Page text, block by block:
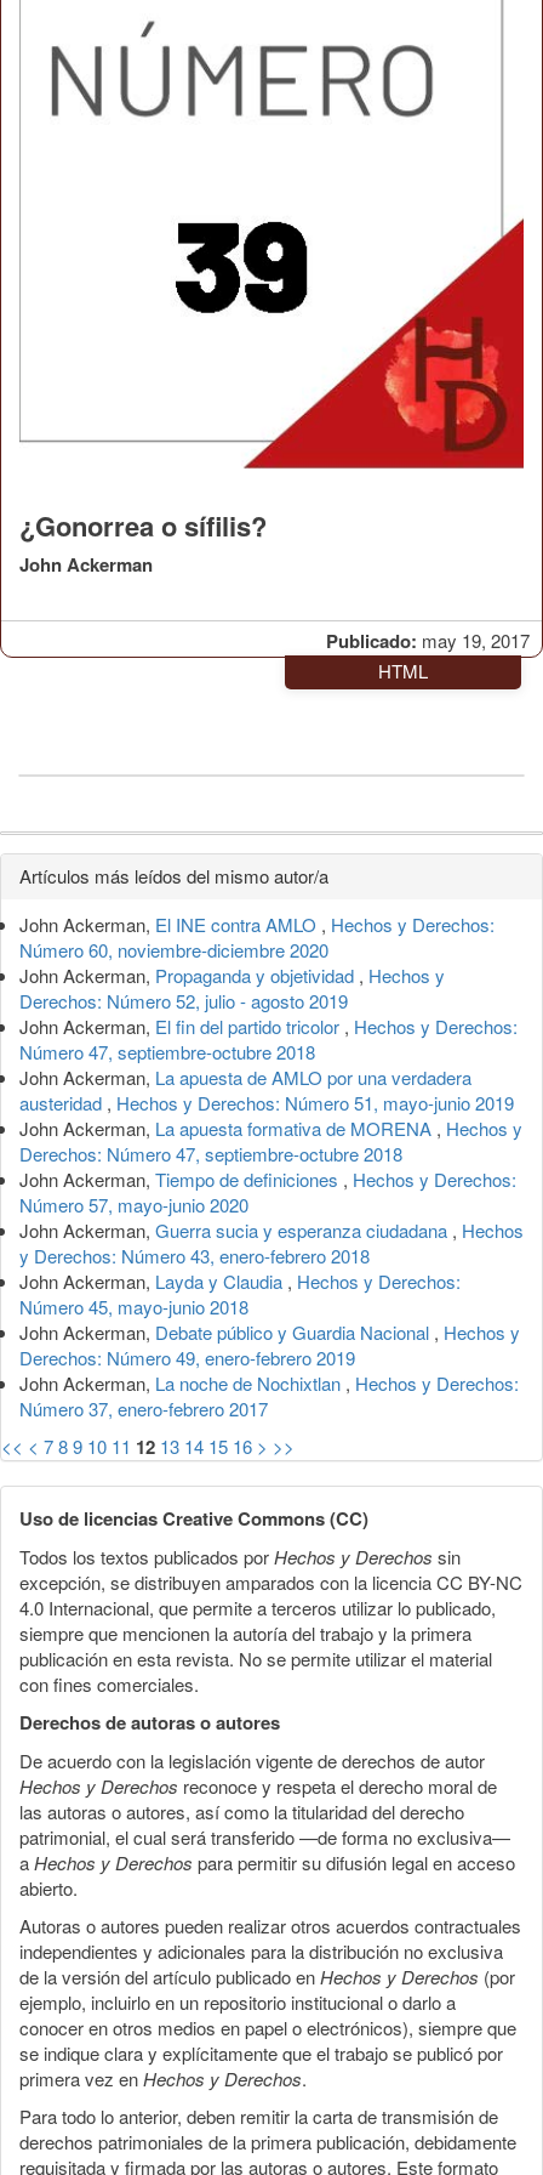
Publicado: may 19, 2017
¿Gonorrea o sífilis?
John Ackerman
HTML
Detalles
del
artículo
Artículos más leídos del mismo autor/a
John Ackerman, El INE contra AMLO , Hechos y Derechos:
Número 60, noviembre-diciembre 2020
John Ackerman, Propaganda y objetividad , Hechos y
Derechos: Número 52, julio - agosto 2019
John Ackerman, El fin del partido tricolor , Hechos y Derechos:
Número 47, septiembre-octubre 2018
John Ackerman, La apuesta de AMLO por una verdadera
austeridad , Hechos y Derechos: Número 51, mayo-junio 2019
John Ackerman, La apuesta formativa de MORENA , Hechos y
Derechos: Número 47, septiembre-octubre 2018
John Ackerman, Tiempo de definiciones , Hechos y Derechos:
Número 57, mayo-junio 2020
John Ackerman, Guerra sucia y esperanza ciudadana , Hechos
y Derechos: Número 43, enero-febrero 2018
John Ackerman, Layda y Claudia , Hechos y Derechos:
Número 45, mayo-junio 2018
John Ackerman, Debate público y Guardia Nacional , Hechos y
Derechos: Número 49, enero-febrero 2019
John Ackerman, La noche de Nochixtlan , Hechos y Derechos:
Número 37, enero-febrero 2017
<< < 789 10 11 12 13 14 15 16 > >>
Uso de licencias Creative Commons (CC)
Todos los textos publicados porHechos y Derechos sin
excepción, se distribuyen amparados con la licencia CC BY-NC
4.0 Internacional, que permite a terceros utilizar lo publicado,
siempre que mencionen la autoría del trabajo y la primera
publicación en esta revista. No se permite utilizar el material
con fines comerciales.
Derechos de autoras o autores
De acuerdo con la legislación vigente de derechos de autor
Hechos y Derechos reconoce y respeta el derecho moral de
las autoras o autores, así como la titularidad del derecho
patrimonial, el cual será transferido —de forma no exclusiva—
aHechos y Derechos para permitir su difusión legal en acceso
abierto.
Autoras o autores pueden realizar otros acuerdos contractuales
independientes y adicionales para la distribución no exclusiva
de la versión del artículo publicado enHechos y Derechos (por
ejemplo, incluirlo en un repositorio institucional o darlo a
conocer en otros medios en papel o electrónicos), siempre que
se indique clara y explícitamente que el trabajo se publicó por
primera vez enHechos y Derechos.
Para todo lo anterior, deben remitir la carta de transmisión de
derechos patrimoniales de la primera publicación, debidamente
requisitada y firmada por las autoras o autores. Este formato